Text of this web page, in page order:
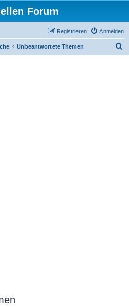
Forum
Anmelden
Registrieren
Unbeantwortete Themen